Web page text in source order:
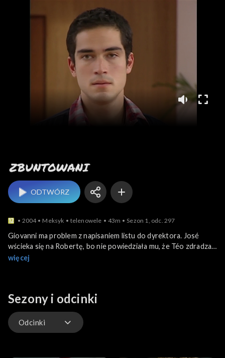
Zbuntowani
ODTWÓRZ
2004 Meksyk telenowele 43m Sezon 1, odc. 297
Giovanni ma problem z napisaniem listu do dyrektora. José
wścieka się na Robertę, bo nie powiedziała mu, że Téo zdradza
ją z Raquel.
więcej
Sezony i odcinki
Odcinki